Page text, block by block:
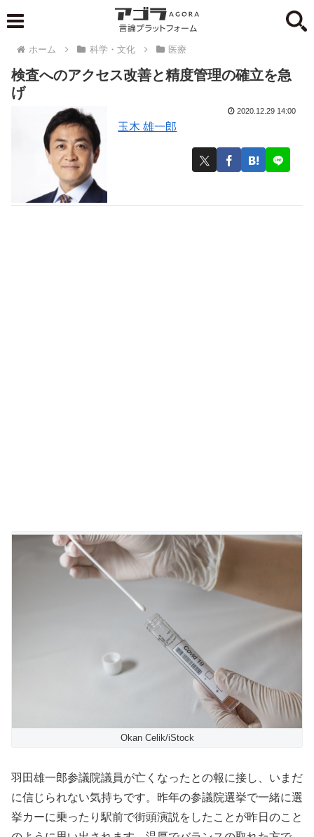
ホーム 科学・文化 医療
検査へのアクセス改善と精度管理の確立を急
げ
玉木 雄一郎
2020.12.29 14:00
Okan Celik/iStock
羽田雄一郎参議院議員が亡くなったとの報に接し、いまだ
に信じられない気持ちです。昨年の参議院選挙で一緒に選
挙カーに乗ったり駅前で街頭演説をしたことが昨日のこと